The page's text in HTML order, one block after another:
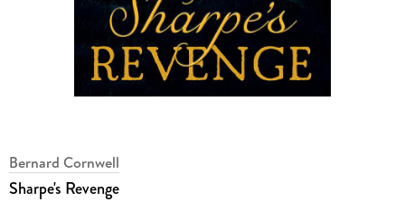
Bernard Cornwell
Sharpe's Revenge